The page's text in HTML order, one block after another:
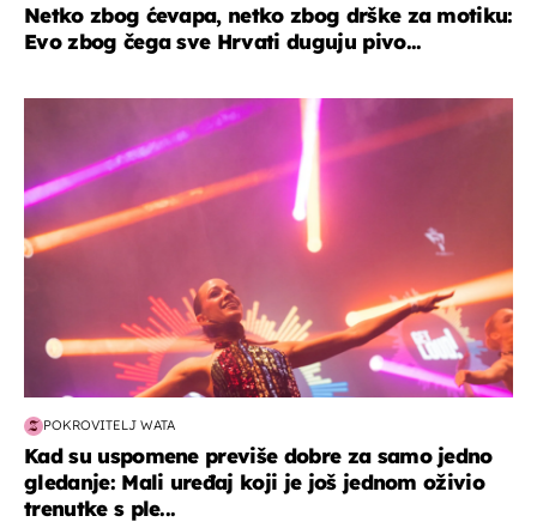
Netko zbog ćevapa, netko zbog drške za motiku:
Evo zbog čega sve Hrvati duguju pivo...
POKROVITELJ WATA
Kad su uspomene previše dobre za samo jedno
gledanje: Mali uređaj koji je još jednom oživio
trenutke s ple...